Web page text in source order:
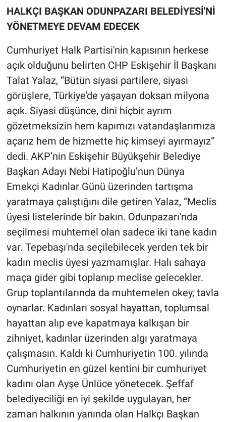
HALKÇI BAŞKAN ODUNPAZARI BELEDİYESİ'Nİ
YÖNETMEYE DEVAM EDECEK
Cumhuriyet Halk Partisi'nin kapısının herkese
açık olduğunu belirten CHP Eskişehir İl Başkanı
Talat Yalaz, “Bütün siyasi partilere, siyasi
görüşlere, Türkiye'de yaşayan doksan milyona
açık. Siyasi düşünce, dini hiçbir ayrım
gözetmeksizin hem kapımızı vatandaşlarımıza
açarız hem de hizmette hiç kimseyi ayırmayız”
dedi. AKP’nin Eskişehir Büyükşehir Belediye
Başkan Adayı Nebi Hatipoğlu’nun Dünya
Emekçi Kadınlar Günü üzerinden tartışma
yaratmaya çalıştığını dile getiren Yalaz, “Meclis
üyesi listelerinde bir bakın. Odunpazarı'nda
seçilmesi muhtemel olan sadece iki tane kadın
var. Tepebaşı'nda seçilebilecek yerden tek bir
kadın meclis üyesi yazmamışlar. Halı sahaya
maça gider gibi toplanıp meclise gelecekler.
Grup toplantılarında da muhtemelen okey, tavla
oynarlar. Kadınları sosyal hayattan, toplumsal
hayattan alıp eve kapatmaya kalkışan bir
zihniyet, kadınlar üzerinden algı yaratmaya
çalışmasın. Kaldı ki Cumhuriyetin 100. yılında
Cumhuriyetin en güzel kentini bir cumhuriyet
kadını olan Ayşe Ünlüce yönetecek. Şeffaf
belediyeciliği en iyi şekilde uygulayan, her
zaman halkının yanında olan Halkçı Başkan